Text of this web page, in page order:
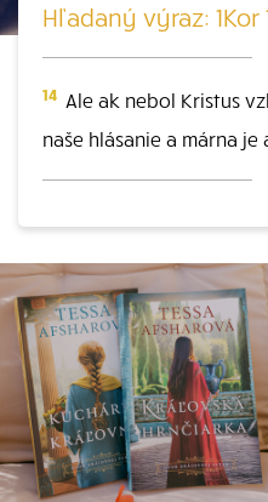
Hľadaný výraz: 1Kor
14 Ale ak nebol Kristus
naše hlásanie a márna je